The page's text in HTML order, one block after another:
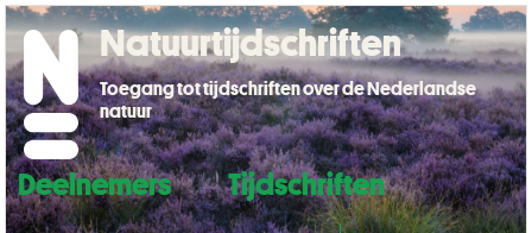
Deelnemers
Tijdschriften
Natuurtijdschriften
Toegang tot tijdschriften over de Nederlandse
natuur